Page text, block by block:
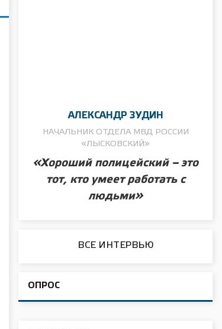
АЛЕКСАНДР ЗУДИН
НАЧАЛЬНИК ОТДЕЛА МВД РОССИИ
«ЛЫСКОВСКИЙ»
«Хороший полицейский – это
тот, кто умеет работать с
людьми»
ВСЕ ИНТЕРВЬЮ
ОПРОС